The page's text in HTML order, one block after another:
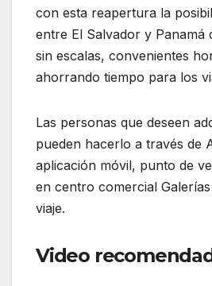
con esta reapertura la
entre El Salvador y Panamá
sin escalas, convenientes
ahorrando tiempo para los
Las personas que deseen
pueden hacerlo a través de
aplicación móvil, punto de
en centro comercial
viaje.
Video